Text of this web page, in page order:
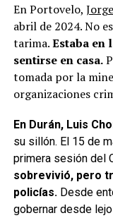
En Portovelo,
abril de 2024. No
tarima.Estaba en
sentirse en casa.
tomada por la
organizaciones
En Durán, Luis
su sillón. El 15 de
primera sesión del
sobrevivió, pero
policías. Desde
gobernar desde